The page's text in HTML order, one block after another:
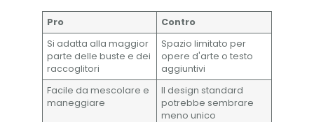
Pro
Contro
Si adatta alla maggior
parte delle buste e dei
raccoglitori
Spazio limitato per
opere d'arte o testo
aggiuntivi
Facile da mescolare e
maneggiare
Il design standard
potrebbe sembrare
meno unico